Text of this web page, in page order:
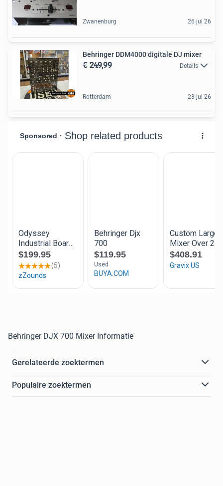
Zwanenburg 26 jul 26
Behringer DDM4000 digitale DJ mixer
€ 249,99 Details
Rotterdam 23 jul 26
Behringer DJX 700 Mixer Informatie
Gerelateerde zoektermen
Populaire zoektermen